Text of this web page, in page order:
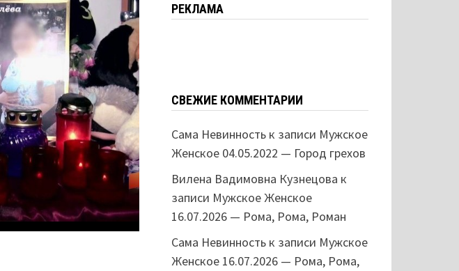
РЕКЛАМА
СВЕЖИЕ КОММЕНТАРИИ
Сама Невинностьк записи Мужское
Женское 04.05.2022 — Город грехов
Вилена Вадимовна Кузнецова к
записи Мужское Женское
16.07.2026 — Рома, Рома, Роман
Сама Невинностьк записи Мужское
Женское 16.07.2026 — Рома, Рома,